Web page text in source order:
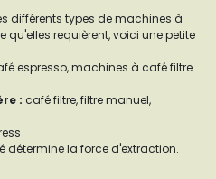
différents types de machines à
qu'elles requièrent, voici une petite
espresso, machines à café filtre
: café filtre, filtre manuel,
détermine la force d'extraction.